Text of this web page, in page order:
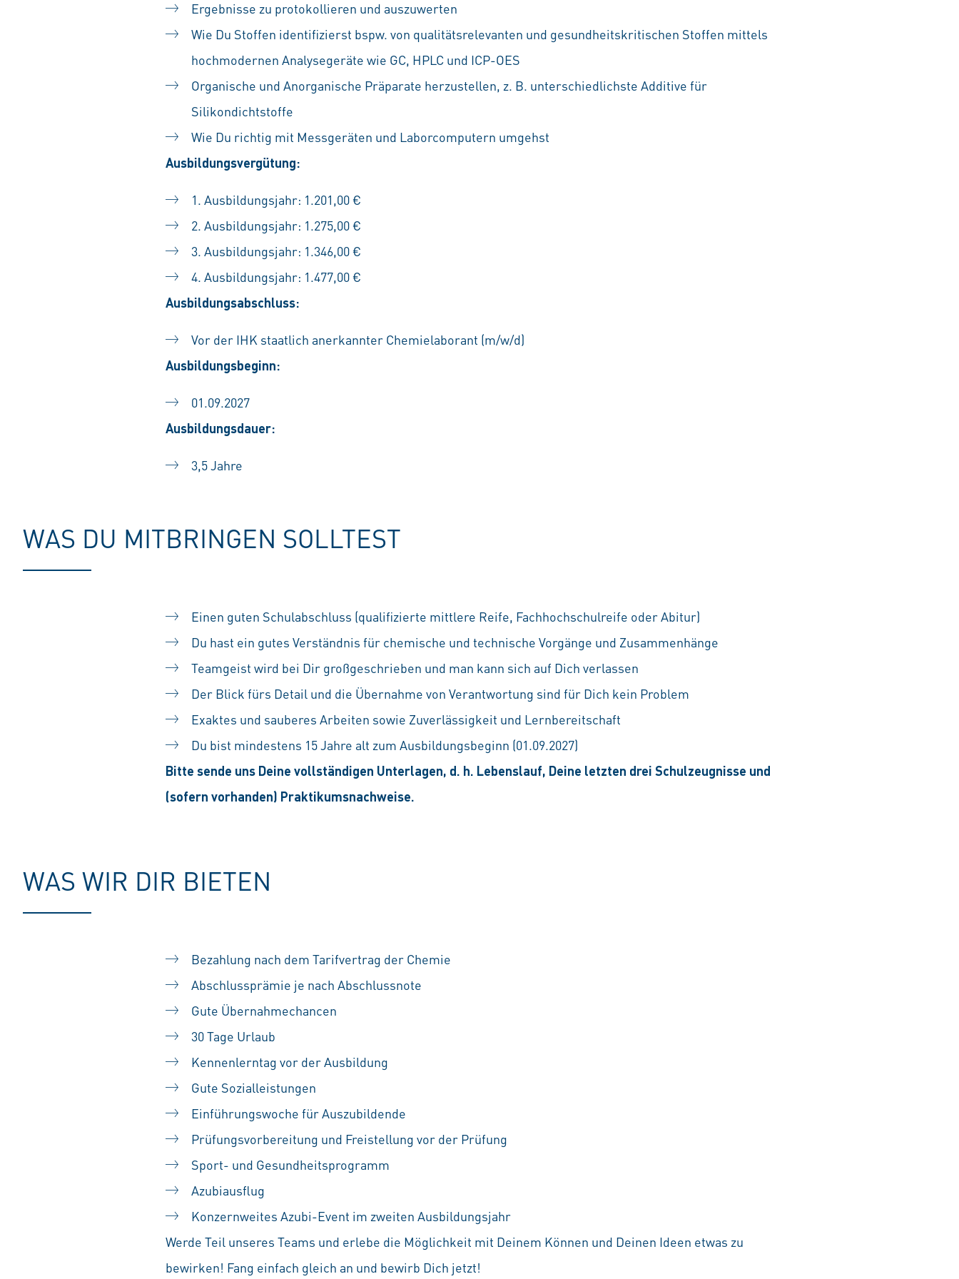
Ergebnisse zu protokollieren und auszuwerten
Wie Du Stoffen identifizierst bspw. von qualitätsrelevanten und gesundheitskritischen Stoffen mittels
hochmodernen Analysegeräte wie GC, HPLC und ICP-OES
Organische und Anorganische Präparate herzustellen, z. B. unterschiedlichste Additive für
Silikondichtstoffe
Wie Du richtig mit Messgeräten und Laborcomputern umgehst
Ausbildungsvergütung:
1. Ausbildungsjahr: 1.201,00 €
2. Ausbildungsjahr: 1.275,00 €
3. Ausbildungsjahr: 1.346,00 €
4. Ausbildungsjahr: 1.477,00 €
Ausbildungsabschluss:
Vor der IHK staatlich anerkannter Chemielaborant (m/w/d)
Ausbildungsbeginn:
01.09.2027
Ausbildungsdauer:
3,5 Jahre
WAS DU MITBRINGEN SOLLTEST
Einen guten Schulabschluss (qualifizierte mittlere Reife, Fachhochschulreife oder Abitur)
Du hast ein gutes Verständnis für chemische und technische Vorgänge und Zusammenhänge
Teamgeist wird bei Dir großgeschrieben und man kann sich auf Dich verlassen
Der Blick fürs Detail und die Übernahme von Verantwortung sind für Dich kein Problem
Exaktes und sauberes Arbeiten sowie Zuverlässigkeit und Lernbereitschaft
Du bist mindestens 15 Jahre alt zum Ausbildungsbeginn (01.09.2027)
Bitte sende uns Deine vollständigen Unterlagen, d. h. Lebenslauf, Deine letzten drei Schulzeugnisse und
(sofern vorhanden) Praktikumsnachweise.
WAS WIR DIR BIETEN
Bezahlung nach dem Tarifvertrag der Chemie
Abschlussprämie je nach Abschlussnote
Gute Übernahmechancen
30 Tage Urlaub
Kennenlerntag vor der Ausbildung
Gute Sozialleistungen
Einführungswoche für Auszubildende
Prüfungsvorbereitung und Freistellung vor der Prüfung
Sport- und Gesundheitsprogramm
Azubiausflug
Konzernweites Azubi-Event im zweiten Ausbildungsjahr
Werde Teil unseres Teams und erlebe die Möglichkeit mit Deinem Können und Deinen Ideen etwas zu
bewirken! Fang einfach gleich an und bewirb Dich jetzt!